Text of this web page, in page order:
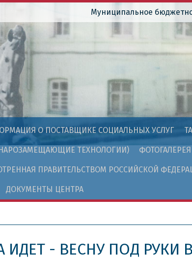
к
содержанию
Муниципальное
О ПОСТАВЩИКЕ СОЦИАЛЬНЫХ УСЛУГ
ТЕХНОЛОГИИ) ФОТОГАЛЕРЕЯ
ПРАВИТЕЛЬСТВОМ РОССИЙСКОЙ
ДОКУМЕНТЫ ЦЕНТРА
- ВЕСНУ ПОД РУКИ